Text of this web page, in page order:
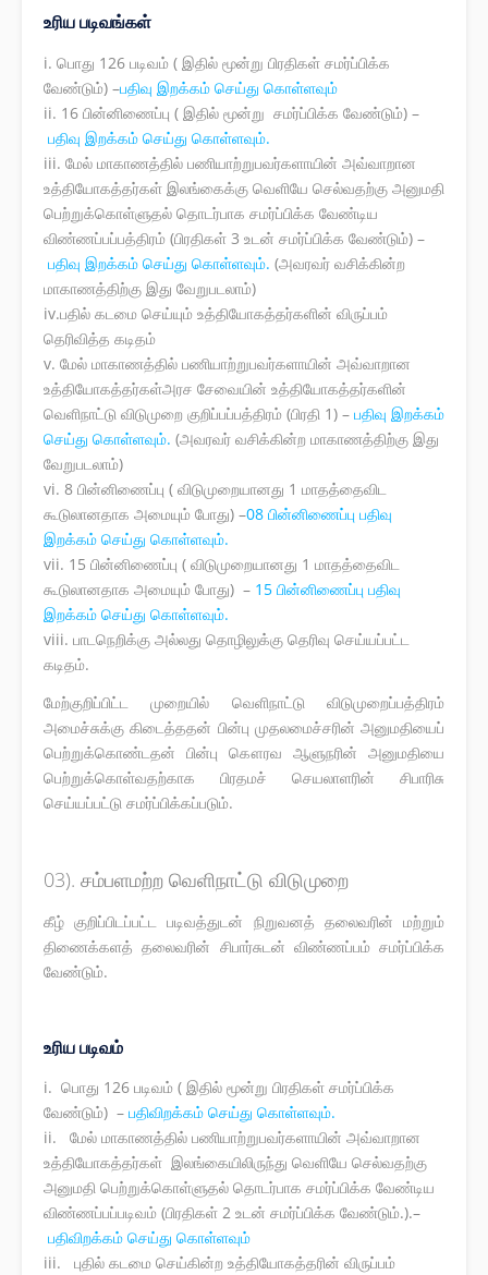
உரிய படிவங்கள்
i. பொது 126 படிவம் ( இதில் மூன்று பிரதிகள் சமர்ப்பிக்க
வேண்டும்) –பதிவு இறக்கம் செய்து கொள்ளவும்
ii. 16 பின்னிணைப்பு ( இதில் மூன்று சமர்ப்பிக்க வேண்டும்) –
பதிவு இறக்கம் செய்து கொள்ளவும்.
iii. மேல் மாகாணத்தில் பணியாற்றுபவர்களாயின் அவ்வாறான
உத்தியோகத்தர்கள் இலங்கைக்கு வெளியே செல்வதற்கு அனுமதி
பெற்றுக்கொள்ளுதல் தொடர்பாக சமர்ப்பிக்க வேண்டிய
விண்ணப்பப்பத்திரம் (பிரதிகள் 3 உடன் சமர்ப்பிக்க வேண்டும்) –
பதிவு இறக்கம் செய்து கொள்ளவும். (அவரவர் வசிக்கின்ற
மாகாணத்திற்கு இது வேறுபடலாம்)
iv.பதில் கடமை செய்யும் உத்தியோகத்தர்களின் விருப்பம்
தெரிவித்த கடிதம்
v. மேல் மாகாணத்தில் பணியாற்றுபவர்களாயின் அவ்வாறான
உத்தியோகத்தர்கள்அரச சேவையின் உத்தியோகத்தர்களின்
வெளிநாட்டு விடுமுறை குறிப்பப்பத்திரம் (பிரதி 1) – பதிவு இறக்கம்
செய்து கொள்ளவும். (அவரவர் வசிக்கின்ற மாகாணத்திற்கு இது
வேறுபடலாம்)
vi. 8 பின்னிணைப்பு ( விடுமுறையானது 1 மாதத்தைவிட
கூடுலானதாக அமையும் போது) –08 பின்னிணைப்பு பதிவு
இறக்கம் செய்து கொள்ளவும்.
vii. 15 பின்னிணைப்பு ( விடுமுறையானது 1 மாதத்தைவிட
கூடுலானதாக அமையும் போது) – 15 பின்னிணைப்பு பதிவு
இறக்கம் செய்து கொள்ளவும்.
viii. பாடநெறிக்கு அல்லது தொழிலுக்கு தெரிவு செய்யப்பட்ட
கடிதம்.
மேற்குறிப்பிட்ட முறையில் வெளிநாட்டு விடுமுறைப்பத்திரம்
அமைச்சுக்கு கிடைத்ததன் பின்பு முதலமைச்சரின் அனுமதியைப்
பெற்றுக்கொண்டதன் பின்பு கௌரவ ஆளுநரின் அனுமதியை
பெற்றுக்கொள்வதற்காக பிரதமச் செயலாளரின் சிபாரிசு
செய்யப்பட்டு சமர்ப்பிக்கப்படும்.
03). சம்பளமற்ற வெளிநாட்டு விடுமுறை
கீழ் குறிப்பிடப்பட்ட படிவத்துடன் நிறுவனத் தலைவரின் மற்றும்
திணைக்களத் தலைவரின் சிபார்சுடன் விண்ணப்பம் சமர்ப்பிக்க
வேண்டும்.
உரிய படிவம்
i. பொது 126 படிவம் ( இதில் மூன்று பிரதிகள் சமர்ப்பிக்க
வேண்டும்) – பதிவிறக்கம் செய்து கொள்ளவும்.
ii. மேல் மாகாணத்தில் பணியாற்றுபவர்களாயின் அவ்வாறான
உத்தியோகத்தர்கள் இலங்கையிலிருந்து வெளியே செல்வதற்கு
அனுமதி பெற்றுக்கொள்ளுதல் தொடர்பாக சமர்ப்பிக்க வேண்டிய
விண்ணப்பப்படிவம் (பிரதிகள் 2 உடன் சமர்ப்பிக்க வேண்டும்.).–
பதிவிறக்கம் செய்து கொள்ளவும்
iii. புதில் கடமை செய்கின்ற உத்தியோகத்தரின் விருப்பம்